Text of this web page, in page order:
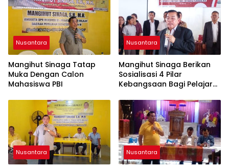
Profesionalisme dan
Akuntabilitas Personel
Nusantara
Mangihut Sinaga Tatap
Muka Dengan Calon
Mahasiswa PBI
Nusantara
Mangihut Sinaga Berikan
Sosialisasi 4 Pilar
Kebangsaan Bagi Pelajar
Nusantara Nusantara